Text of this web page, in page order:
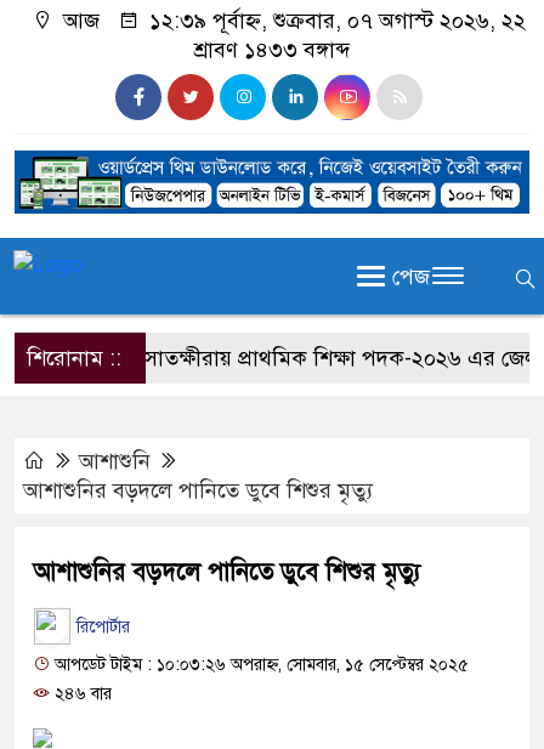
আজ
১২:৩৯ পূর্বাহ্ন, শুক্রবার, ০৭ অগাস্ট ২০২৬, ২২
শ্রাবণ ১৪৩৩ বঙ্গাব্দ
পেজ
শিরোনাম ::সাতক্ষীরায় প্রাথমিক শিক্ষা পদক-২০২৬ এর জেলা
আশাশুনি
আশাশুনির বড়দলে পানিতে ডুবে শিশুর মৃত্যু
আশাশুনির বড়দলে পানিতে ডুবে শিশুর মৃত্যু
রিপোর্টার
আপডেট টাইম : ১০:০৩:২৬ অপরাহ্ন, সোমবার, ১৫ সেপ্টেম্বর ২০২৫
২৪৬ বার